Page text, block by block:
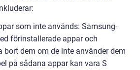
som inte används: Samsung-
förinstallerade appar och
bort dem om de inte använder dem
på sådana appar kan vara S